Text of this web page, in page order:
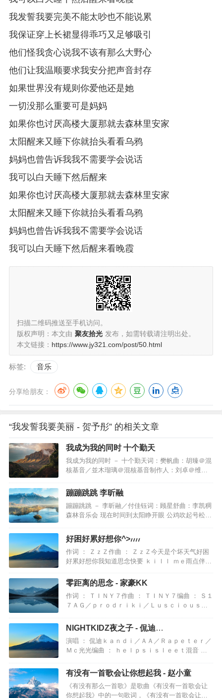
我发誓我要完美不能太吵也不能说累
我保证穿上长裙显得乖巧又足够吸引
他们怪我贪心说我不该有那么大野心
他们让我温顺要求我安分把声音封存
如果世界没有规则你爱他还是她
一切没那么重要可是妈妈
如果你也讨厌高楼大厦那就去森林里安家
太阳醒来又睡下你就抬头看看乌鸦
妈妈也曾告诉我我不需要学会说话
我可以白天睡下然后醒来
如果你也讨厌高楼大厦那就去森林里安家
太阳醒来又睡下你就抬头看看乌鸦
妈妈也曾告诉我我不需要学会说话
我可以白天睡下然后醒来看晚霞
扫描二维码推送至手机访问。
版权声明：本文由 聚友拾光 发布，如需转载请注明出处。
本文链接： https://www.jy321.com/post/50.html
标签: 音乐
分享给朋友：
“我发誓我要美丽 - 贺予彤” 的相关文章
我成为我的同时 十个勤天
我成为我的同时 － 十个勤天词：樊帆曲：胡臻＠混
核基音／並木瑠璃＠混核基音制作人：刘卓＠维伴
乐合音：石行＠维伴音乐监唱：石行＠维伴音乐／
傑夫李音频编辑：石行＠维伴音乐混音：黄可爱＠
维伴音乐录音棚：维伴音乐录音棚／小柯录音棚母
带：鲍航＠Ｈｉ－ｙｕｅ Ｓｔｕｄ…
蹦蹦跳跳 李昕融
蹦蹦跳跳 － 李昕融／付佳钰词：顾星舒曲：李凯稠
森林音乐会 现在时间到太阳睁开眼 公鸡吹起号松鼠
远方正赛跑背上小书包 我要去学校现在就出发 和世
界拥抱跟我一起蹦蹦 跳跳 阳光在照耀蹦蹦 跳跳 我
们没烦恼蹦蹦 跳跳 从不睡懒觉好事要来到 跟我一
起蹦蹦…
好困好累好想你^>៸៸៸៸
作词 ： ＺｚＺ作曲 ： ＺｚＺ今天是个坏天气好困
好累好想你我知道思念快要 ｋｉｌｌ ｍｅ雨点伴着
漫目无地假装失去了记忆离开我你是不是过得更好
一点和别人亲热的时候会不会睁眼他在不在你身边
我痛的像在触电你是我夜晚的梦魇感觉很近又很远
我猜你在和他聊天或者在同个…
零距离的思念 - 家豪KK
作词 ： ＴＩＮＹ７作曲 ： ＴＩＮＹ７编曲 ： Ｓ１
７ＡＧ／ｐｒｏｄｒｉｋｉ／ＬｕｓｃｉｏｕｓＢ
的爱变习惯延续浪漫除非让时间终结ｗｈｏｌｅ ｗ
ｏｒｌｄ不停下零距离的想念我们的过程遥远但并
不艰难让情歌在零点转这世界因为你变温暖不停下
零距离的思念桌上的相片…
NIGHTKIDZ夜之子 - 侃迪
kandi,AA,Rapeter,Mc光光
演唱 ： 侃迪ｋａｎｄｉ／ＡＡ／Ｒａｐｅｔｅｒ／
Ｍｃ光光编曲 ： ｈｅｌｐｓｉｓｌｅｅｔ混音 ：
ｈｔ ｆｏｒ ｔｈｅ ｍｏｎｅｙ ｆｉｇｈｔ ｆｏｒ
ｍｙ ｂａｂｙＷａｋｅ ｕｐ ｉｎ ｔｈｅ ｎｉｇｈ
ｔ我出门在黑夜当你的安全受到威胁那我得给你整
有没有一首歌会让你想起我 - 赵小童
《有没有那么一首歌》是歌曲《有没有一首歌会让
你想起我》中的一句歌词，《有没有一首歌会让你